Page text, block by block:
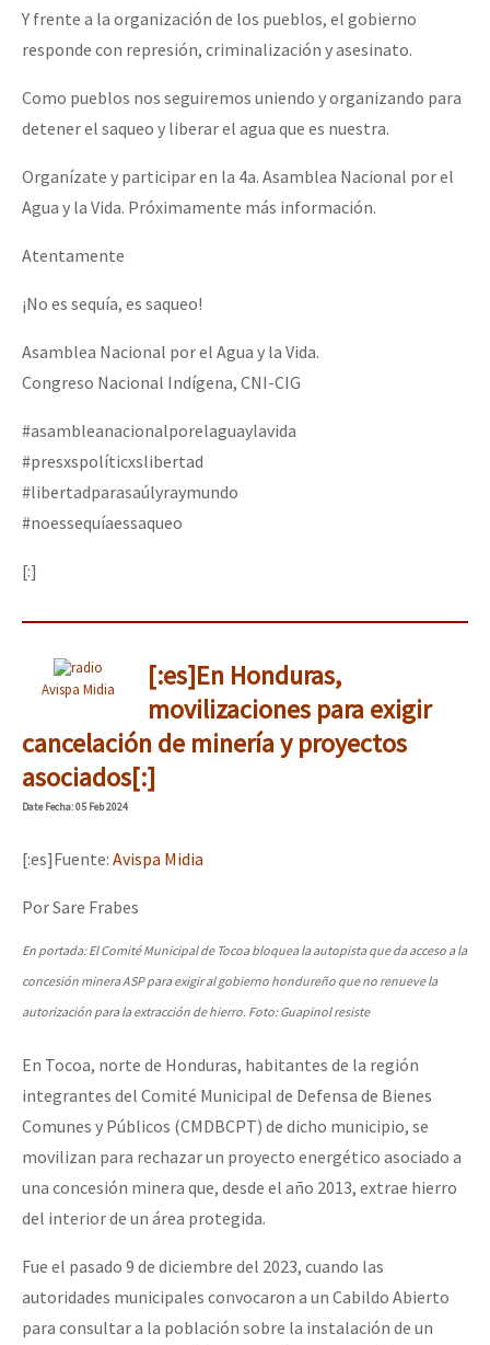
Libros para descargar
Medios Libres
COVID-19
Eventos
Contacto
Y frente a la organización de los pueblos, el gobierno
responde con represión, criminalización y asesinato.
Como pueblos nos seguiremos uniendo y organizando para
detener el saqueo y liberar el agua que es nuestra.
Organízate y participar en la 4a. Asamblea Nacional por el
Agua y la Vida. Próximamente más información.
Atentamente
¡No es sequía, es saqueo!
Asamblea Nacional por el Agua y la Vida.
Congreso Nacional Indígena, CNI-CIG
#asambleanacionalporelaguaylavida
#presxspolíticxslibertad
#libertadparasaúlyraymundo
#noessequíaessaqueo
[:]
Avispa Midia
[:es]En Honduras,
movilizaciones para exigir
cancelación de minería y proyectos
asociados[:]
DateFecha: 05 Feb 2024
[:es]Fuente: Avispa Midia
Por Sare Frabes
En portada: El Comité Municipal de Tocoa bloquea la autopista que da acceso a la
concesión minera ASP para exigir al gobierno hondureño que no renueve la
autorización para la extracción de hierro. Foto: Guapinol resiste
En Tocoa, norte de Honduras, habitantes de la región
integrantes del Comité Municipal de Defensa de Bienes
Comunes y Públicos (CMDBCPT) de dicho municipio, se
movilizan para rechazar un proyecto energético asociado a
una concesión minera que, desde el año 2013, extrae hierro
del interior de un área protegida.
Fue el pasado 9 de diciembre del 2023, cuando las
autoridades municipales convocaron a un Cabildo Abierto
para consultar a la población sobre la instalación de un